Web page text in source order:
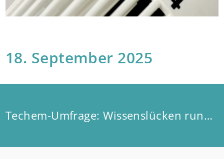
18. September 2025
Techem-Umfrage: Wissenslücken rund um den Energieausweis